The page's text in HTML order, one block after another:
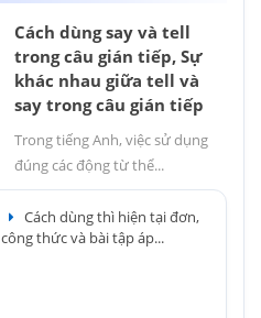
Cách dùng say và tell
trong câu gián tiếp, Sự
khác nhau giữa tell và
say trong câu gián tiếp
Trong tiếng Anh, việc sử dụng
đúng các động từ thể...
Cách dùng thì hiện tại đơn,
công thức và bài tập áp...